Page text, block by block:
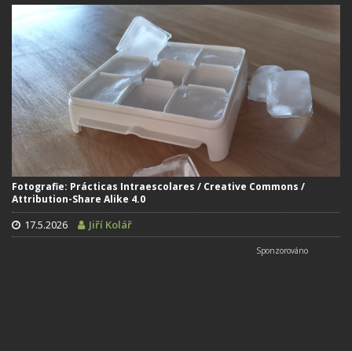
Fotografie: Prácticas Intraescolares / Creative Commons /
Attribution-Share Alike 4.0
17.5.2026 Jiří Kolář